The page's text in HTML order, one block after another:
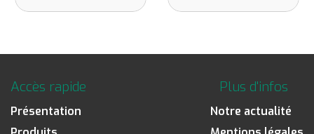
Accès rapide
Présentation
Plus d'infos
Notre actualité